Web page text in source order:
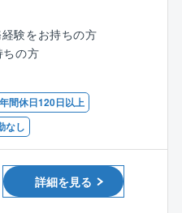
ンシャル層であれば、ス
ける流れとなります。
す。
）に加え、実働は短めの
務制度を導入。自分のペ
計施工オーダーメイド
校、病院、事務所など
案件1～2割)
未満）
間
験をお持ちの方
ちの方
お持ちの方
ご資格をお持ちの方
間休日120日以上
なし
詳細を見る